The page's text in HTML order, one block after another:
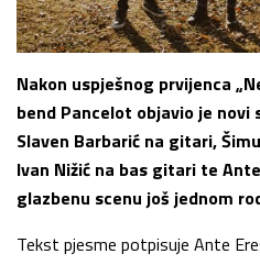
Nakon uspješnog prvijenca
bend Pancelot objavio je novi
Slaven Barbarić na gitari,
Ivan Nižić na bas gitari te
glazbenu scenu još jednom
Tekst pjesme potpisuje Ante